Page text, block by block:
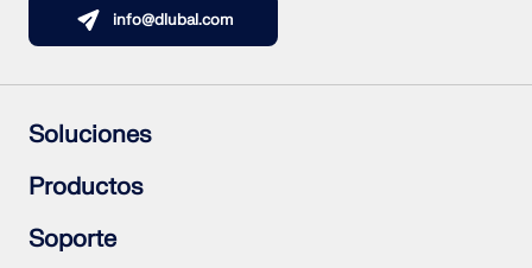
info@dlubal.com
Soluciones
Estructuras de hormigón armado
Estructuras de acero
Estructuras de madera
Uniones de acero
Productos
RFEM 6
RSTAB 9
Soporte